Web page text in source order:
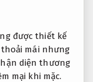
được thiết kế
thoải mái nhưng
diện thương
mại khi mặc.